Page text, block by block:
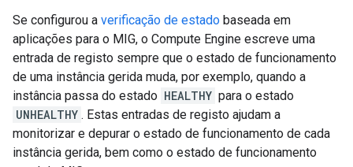
Se configurou a verificação de estado baseada em
aplicações para o MIG, o Compute Engine escreve uma
entrada de registo sempre que o estado de funcionamento
de uma instância gerida muda, por exemplo, quando a
instância passa do estado HEALTHY para o estado
UNHEALTHY . Estas entradas de registo ajudam a
monitorizar e depurar o estado de funcionamento de cada
instância gerida, bem como o estado de funcionamento